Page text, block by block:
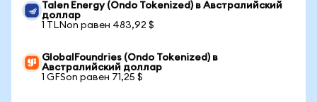
Talen Energy (Ondo Tokenized) в Австралийский
доллар
1 TLNon равен 483,92 $
GlobalFoundries (Ondo Tokenized) в
Австралийский доллар
1 GFSon равен 71,25 $